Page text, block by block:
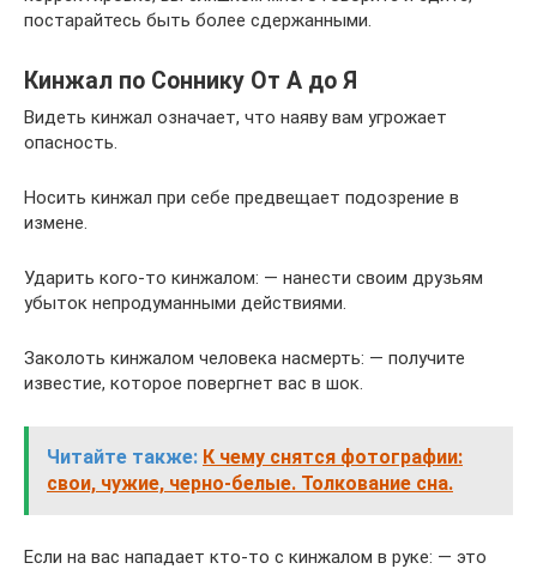
постарайтесь быть более сдержанными.
Кинжал по Соннику От А до Я
Видеть кинжал означает, что наяву вам угрожает
опасность.
Носить кинжал при себе предвещает подозрение в
измене.
Ударить кого-то кинжалом: — нанести своим друзьям
убыток непродуманными действиями.
Заколоть кинжалом человека насмерть: — получите
известие, которое повергнет вас в шок.
Читайте также: К чему снятся фотографии:
свои, чужие, черно-белые. Толкование сна.
Если на вас нападает кто-то с кинжалом в руке: — это